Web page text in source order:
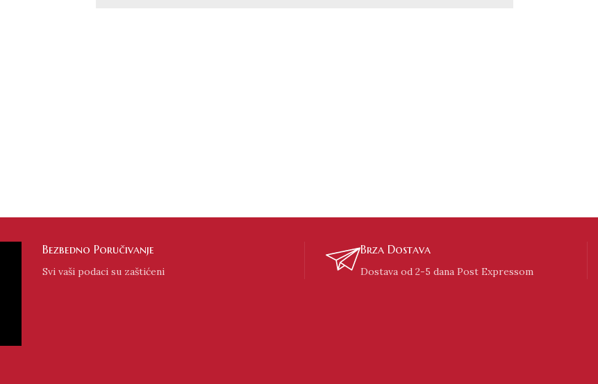
Bezbedno Poručivanje
Svi vaši podaci su zaštićeni
Brza Dostava
Dostava od 2-5 dana Post Expressom